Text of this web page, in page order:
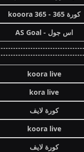
كورة 365 - kooora 365
اس جول - AS Goal
koora live
kora live
كورة لايف
koora live
كورة لايف